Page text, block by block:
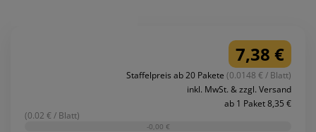
7,38 €
Staffelpreis ab 20 Pakete (0.0148 € / Blatt)
inkl. MwSt. & zzgl. Versand
ab 1 Paket 8,35 €
(0.02 € / Blatt)
-0,00 €